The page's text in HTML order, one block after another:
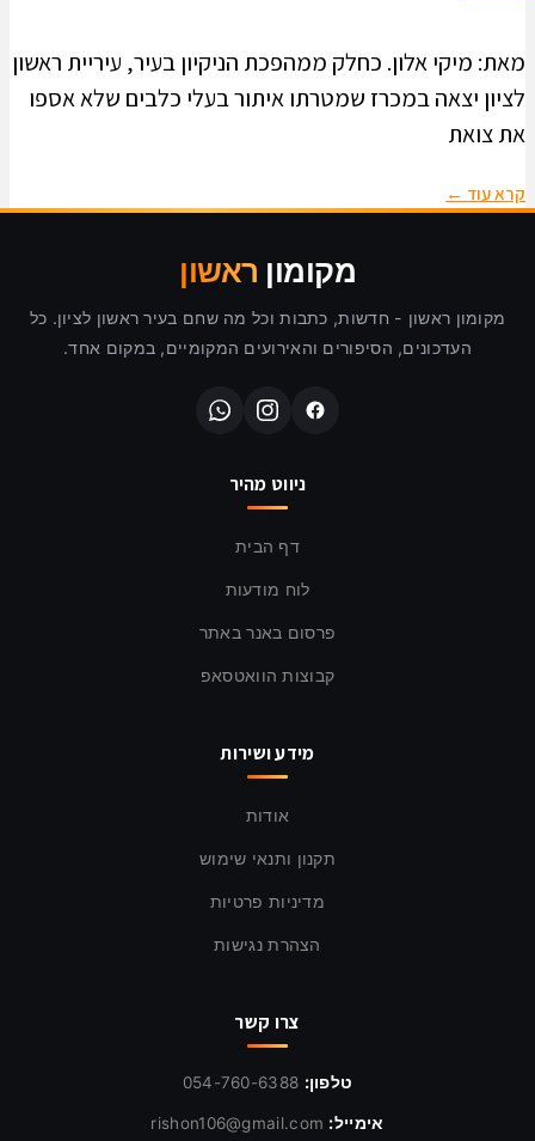
מאת: מיקי אלון. כחלק ממהפכת הניקיון בעיר, עיריית ראשון
לציון יצאה במכרז שמטרתו איתור בעלי כלבים שלא אספו
את צואת
קרא עוד ←
מקומון ראשון
מקומון ראשון - חדשות, כתבות וכל מה שחם בעיר ראשון לציון. כל
העדכונים, הסיפורים והאירועים המקומיים, במקום אחד.
ניווט מהיר
דף הבית
לוח מודעות
פרסום באנר באתר
קבוצות הוואטסאפ
מידע ושירות
אודות
תקנון ותנאי שימוש
מדיניות פרטיות
הצהרת נגישות
צרו קשר
טלפון: 054-760-6388
אימייל: rishon106@gmail.com